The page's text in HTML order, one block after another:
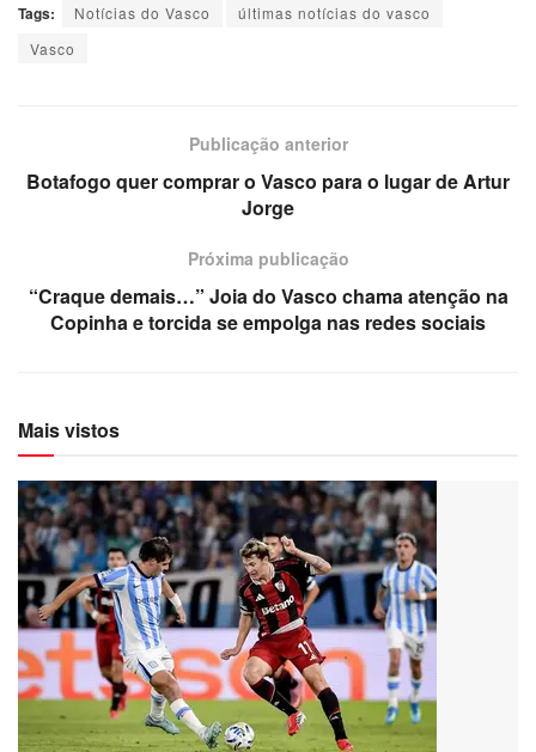
Tags: Notícias do Vasco
últimas notícias do vasco
Vasco
Publicação anterior
Botafogo quer comprar o Vasco para o lugar de Artur
Jorge
Próxima publicação
“Craque demais…” Joia do Vasco chama atenção na
Copinha e torcida se empolga nas redes sociais
Mais vistos